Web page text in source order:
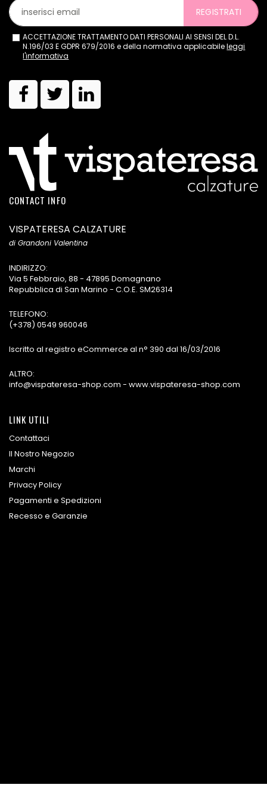
REGISTRATI
ACCETTAZIONE TRATTAMENTO DATI PERSONALI AI SENSI DEL D.L.
N.196/03 E GDPR 679/2016 e della normativa applicabileleggi
l'informativa
CONTACT INFO
VISPATERESA CALZATURE
di Grandoni Valentina
INDIRIZZO:
Via 5 Febbraio, 88 - 47895 Domagnano
Repubblica di San Marino - C.O.E. SM26314
TELEFONO:
(+378) 0549 960046
Iscritto al registro eCommerce al n° 390 dal 16/03/2016
ALTRO:
info@vispateresa-shop.com - www.vispateresa-shop.com
LINK UTILI
Contattaci
Il Nostro Negozio
Marchi
Privacy Policy
Pagamenti e Spedizioni
Recesso e Garanzie